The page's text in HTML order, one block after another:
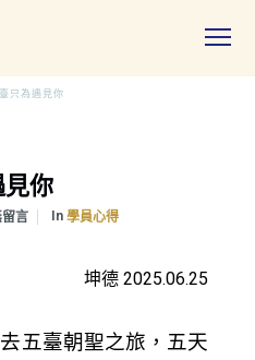
只為遇見你
你
留言 In 學員心得
坤德 2025.06.25
五臺朝聖之旅，五天